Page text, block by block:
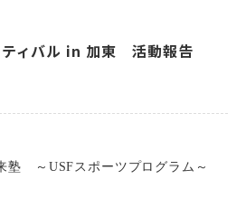
ティバル in 加東 活動報告